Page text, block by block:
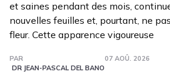
et saines pendant des mois,
nouvelles feuilles et, pourtant, ne
fleur. Cette apparence vigoureuse
PAR
DR JEAN-PASCAL DEL BANO
07 AOÛ. 2026